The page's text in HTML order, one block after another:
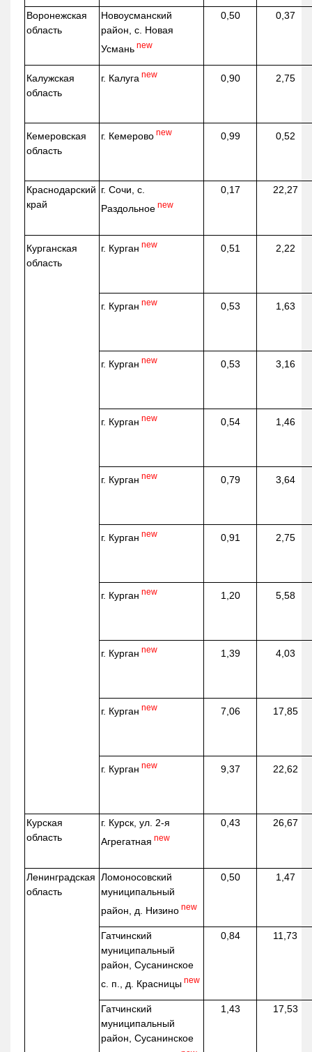
Воронежская
область
Новоусманский
район, с. Новая
Усмань new
0,50 0,37
Калужская
область
г. Калуга new 0,90 2,75
Кемеровская
область
г. Кемерово new 0,99 0,52
Краснодарский
край
г. Сочи, с.
Раздольное new
0,17 22,27
Курганская
область
г. Курган new 0,51 2,22
г. Курган new 0,53 1,63
г. Курган new 0,53 3,16
г. Курган new 0,54 1,46
г. Курган new 0,79 3,64
г. Курган new 0,91 2,75
г. Курган new 1,20 5,58
г. Курган new 1,39 4,03
г. Курган new 7,06 17,85
г. Курган new 9,37 22,62
Курская
область
г. Курск, ул. 2-я
Агрегатная new
0,43 26,67
Ленинградская
область
Ломоносовский
муниципальный
район, д. Низино new
0,50 1,47
Гатчинский
муниципальный
район, Сусанинское
с. п., д. Красницы new
0,84 11,73
Гатчинский
муниципальный
район, Сусанинское
1,43 17,53